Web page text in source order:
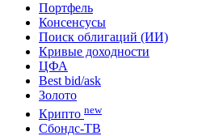
Портфель
Консенсусы
Поиск облигаций (ИИ)
Кривые доходности
ЦФА
Best bid/ask
Золото
Крипто new
Сбондс-ТВ